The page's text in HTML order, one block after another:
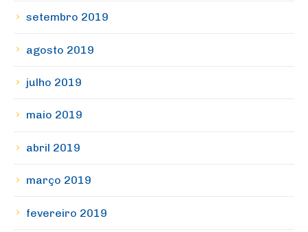
setembro 2019
agosto 2019
julho 2019
maio 2019
abril 2019
março 2019
fevereiro 2019